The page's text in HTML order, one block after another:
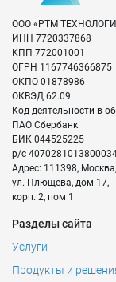
ООО «РТМ
ИНН 7720337868
КПП 772001001
ОГРН 1167746366875
ОКПО 01878986
ОКВЭД 62.09
Код деятельности в
ПАО Сбербанк
БИК 044525225
р/с
Адрес: 111398, Москва,
ул. Плющева, дом 17,
корп. 2, пом 1
Разделы сайта
Услуги
Продукты и